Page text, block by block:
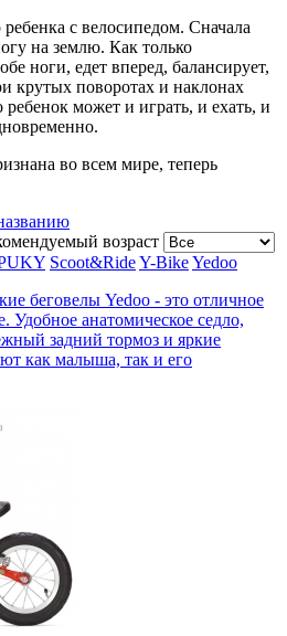
с велосипедом. Сначала
на землю. Как только
ноги, едет вперед, балансирует,
крутых поворотах и наклонах
может и играть, и ехать, и
во всем мире, теперь
возраст
Scoot&RideY-BikeYedoo
беговелы Yedoo - это отличное
Удобное анатомическое седло,
задний тормоз и яркие
как малыша, так и его